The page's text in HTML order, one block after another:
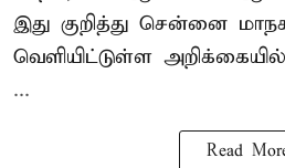
இது குறித்து சென்னை
வெளியிட்டுள்ள அறிக்கையில்
...
Read